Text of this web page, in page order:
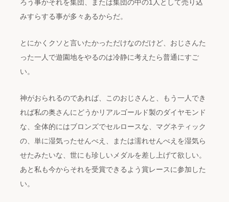
ろう事かそれを集団、または集団の中の1人として売り込
みすらする事が多々あるからだ。
とにかくクソと言いたかっただけなのだけど、おじさんた
った一人で遊園地をやるのは冷静に考えたら普通にすご
い。
神がおられるのであれば、このおじさんと、もう一人でき
れば私の奥さんにどうかリアルゴールド製のダイヤモンド
な、全体的にはブロンズでセルロースな、マグネティック
の、単に湿気ったせんべえ、または濡れせんべえを湿気ら
せたみたいな、世にも珍しいメダルを差し上げて欲しい。
あと私も今からそれを受賞できるよう賞レースに参加した
い。